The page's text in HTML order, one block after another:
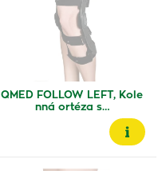
QMED FOLLOW LEFT, Kole
nná ortéza s…